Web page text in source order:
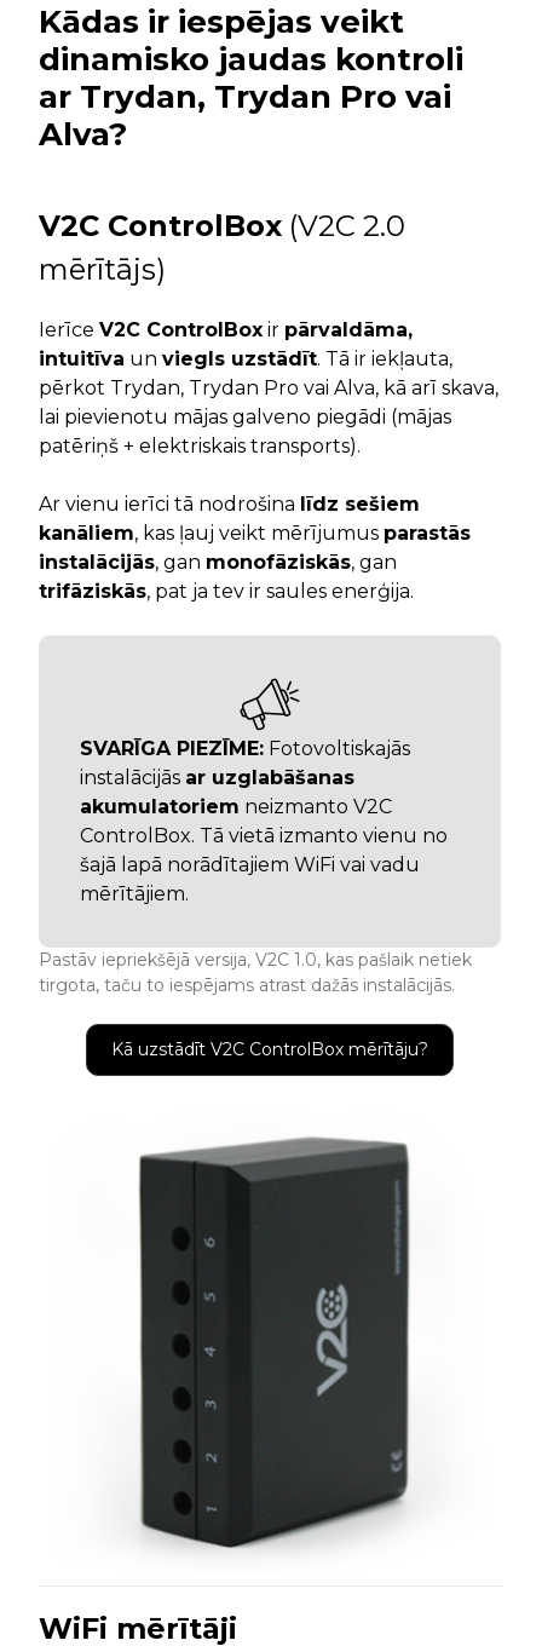
Kādas ir iespējas veikt
dinamisko jaudas kontroli
ar Trydan, Trydan Pro vai
Alva?
V2C ControlBox (V2C 2.0
mērītājs)
Ierīce V2C ControlBox ir pārvaldāma,
intuitīva un viegls uzstādīt. Tā ir iekļauta,
pērkot Trydan, Trydan Pro vai Alva, kā arī skava,
lai pievienotu mājas galveno piegādi (mājas
patēriņš + elektriskais transports).
Ar vienu ierīci tā nodrošina līdz sešiem
kanāliem, kas ļauj veikt mērījumus parastās
instalācijās, gan monofāziskās, gan
trifāziskās, pat ja tev ir saules enerģija.
SVARĪGA PIEZĪME: Fotovoltiskajās
instalācijās ar uzglabāšanas
akumulatoriem neizmanto V2C
ControlBox. Tā vietā izmanto vienu no
šajā lapā norādītajiem WiFi vai vadu
mērītājiem.
Pastāv iepriekšējā versija, V2C 1.0, kas pašlaik netiek
tirgota, taču to iespējams atrast dažās instalācijās.
Kā uzstādīt V2C ControlBox mērītāju?
WiFi mērītāji